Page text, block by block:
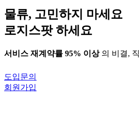
조
성
물류, 고민하지 마세요
로지스팟 하세요
서비스 재계약률 95% 이상의 비결,
도입문의
회원가입